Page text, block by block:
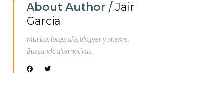
About Author /Jair
Garcia
Musico, fotografo, blogger y anexas.
Buscando alternativas.